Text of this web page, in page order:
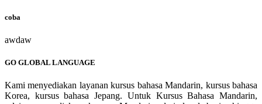
coba
awdaw
GO GLOBAL LANGUAGE
Kami menyediakan layanan kursus bahasa Mandarin, kursus bahasa
Korea, kursus bahasa Jepang. Untuk Kursus Bahasa Mandarin,